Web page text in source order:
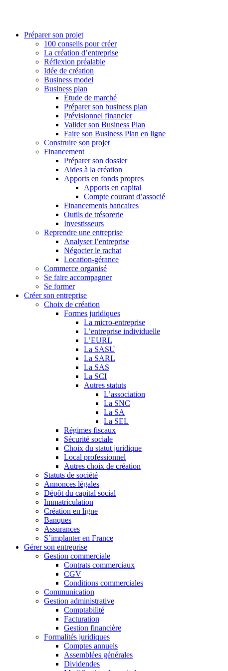
Préparer son projet
100 conseils pour créer
La création d’entreprise
Réflexion préalable
Idée de création
Business model
Business plan
Étude de marché
Préparer son business plan
Prévisionnel financier
Valider son Business Plan
Faire son Business Plan en ligne
Construire son projet
Financement
Préparer son dossier
Aides à la création
Apports en fonds propres
Apports en capital
Compte courant d’associé
Financements bancaires
Outils de trésorerie
Investisseurs
Reprendre une entreprise
Analyser l’entreprise
Négocier le rachat
Location-gérance
Commerce organisé
Se faire accompagner
Se former
Créer son entreprise
Choix de création
Formes juridiques
La micro-entreprise
L’entreprise individuelle
L’EURL
La SASU
La SARL
La SAS
La SCI
Autres statuts
L’association
La SNC
La SA
La SEL
Régimes fiscaux
Sécurité sociale
Choix du statut juridique
Local professionnel
Autres choix de création
Statuts de société
Annonces légales
Dépôt du capital social
Immatriculation
Création en ligne
Banques
Assurances
S’implanter en France
Gérer son entreprise
Gestion commerciale
Contrats commerciaux
CGV
Conditions commerciales
Communication
Gestion administrative
Comptabilité
Facturation
Gestion financière
Formalités juridiques
Comptes annuels
Assemblées générales
Dividendes